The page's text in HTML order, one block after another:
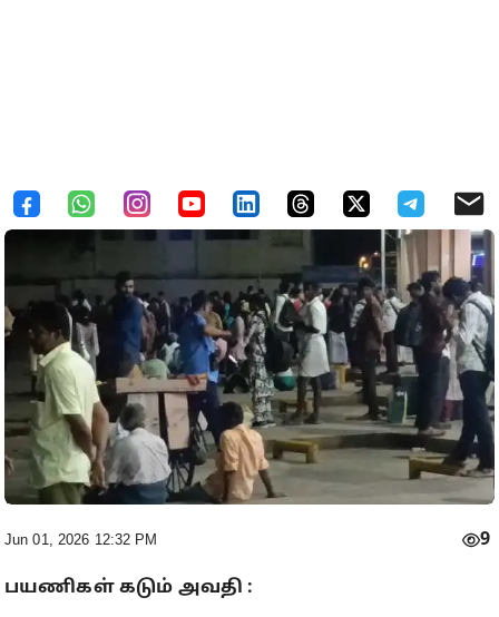
Jun 01, 2026 12:32 PM 9
பயணிகள் கடும் அவதி :